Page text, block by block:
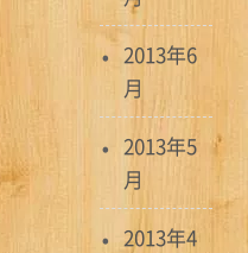
2013年6
月
2013年5
月
2013年4